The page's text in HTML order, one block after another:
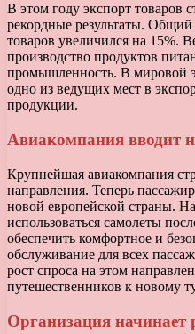
В этом году экспорт товаров
рекордные результаты.
товаров увеличился на 15%.
производство продуктов
промышленность. В мировой
одно из ведущих мест в
продукции.
Авиакомпания вводит
Крупнейшая авиакомпания
направления. Теперь
новой европейской страны.
использоваться самолеты
обеспечить комфортное и
обслуживание для всех
рост спроса на этом
путешественников к новому
Организация начинает